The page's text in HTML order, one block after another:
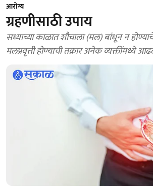
आरोग्य
ग्रहणीसाठी उपाय
सध्याच्या काळात शौचाला (मल) बांधून न
मलप्रवृत्ती होण्याची तक्रार अनेक व्यक्तींमध्ये